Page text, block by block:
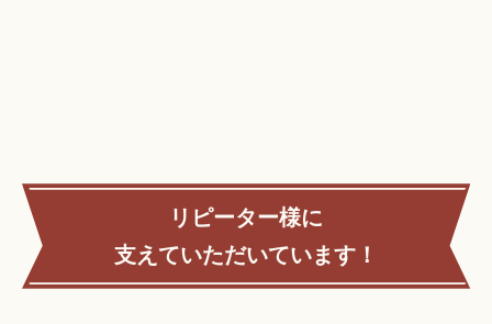
リピーター様に
支えていただいています！